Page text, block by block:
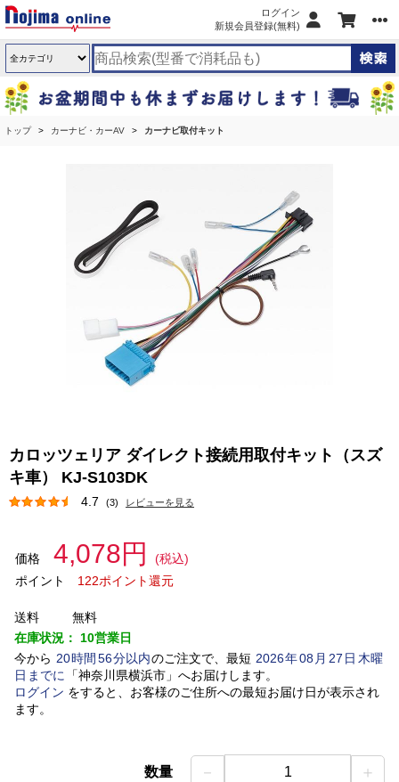
ログイン
新規会員登録(無料)
トップ カーナビ・カーAV カーナビ取付キット
カロッツェリア ダイレクト接続用取付キット（スズ
キ車） KJ-S103DK
4.7 (3) レビューを見る
価格 4,078円
(税込)
ポイント
122ポイント還元
送料
無料
在庫状況： 10営業日
今から 20時間 56分以内のご注文で、最短 2026年08 月 27 日木曜
日 までに 「神奈川県横浜市」 へお届けします。
ログイン をすると、お客様のご住所への最短お届け日が表示され
ます。
数量 － 1 ＋